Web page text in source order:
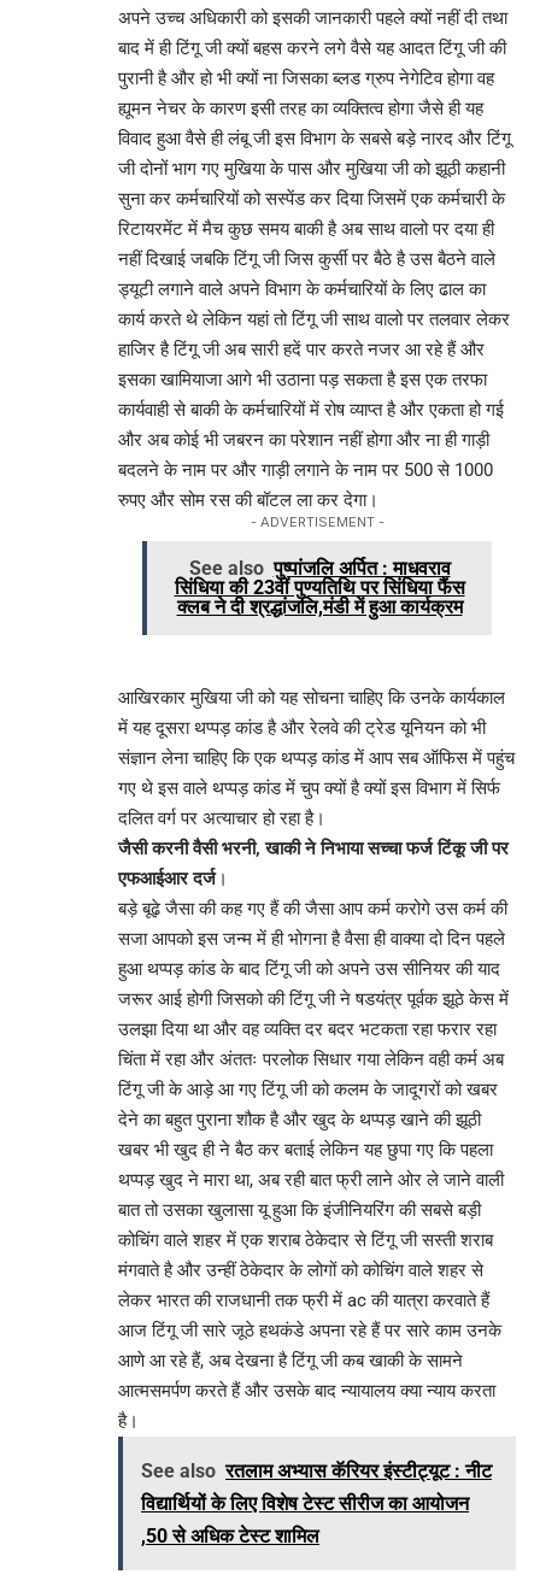
अपने उच्च अधिकारी को इसकी जानकारी पहले क्यों नहीं दी तथा
बाद में ही टिंगू जी क्यों बहस करने लगे वैसे यह आदत टिंगू जी की
पुरानी है और हो भी क्यों ना जिसका ब्लड ग्रुप नेगेटिव होगा वह
ह्यूमन नेचर के कारण इसी तरह का व्यक्तित्व होगा जैसे ही यह
विवाद हुआ वैसे ही लंबू जी इस विभाग के सबसे बड़े नारद और टिंगू
जी दोनों भाग गए मुखिया के पास और मुखिया जी को झूठी कहानी
सुना कर कर्मचारियों को सस्पेंड कर दिया जिसमें एक कर्मचारी के
रिटायरमेंट में मैच कुछ समय बाकी है अब साथ वालो पर दया ही
नहीं दिखाई जबकि टिंगू जी जिस कुर्सी पर बैठे है उस बैठने वाले
ड्यूटी लगाने वाले अपने विभाग के कर्मचारियों के लिए ढाल का
कार्य करते थे लेकिन यहां तो टिंगू जी साथ वालो पर तलवार लेकर
हाजिर है टिंगू जी अब सारी हदें पार करते नजर आ रहे हैं और
इसका खामियाजा आगे भी उठाना पड़ सकता है इस एक तरफा
कार्यवाही से बाकी के कर्मचारियों में रोष व्याप्त है और एकता हो गई
और अब कोई भी जबरन का परेशान नहीं होगा और ना ही गाड़ी
बदलने के नाम पर और गाड़ी लगाने के नाम पर 500 से 1000
रुपए और सोम रस की बॉटल ला कर देगा।
- ADVERTISEMENT -
See also पुष्पांजलि अर्पित : माधवराव
सिंधिया की 23वीं पुण्यतिथि पर सिंधिया फैंस
क्लब ने दी श्रद्धांजलि,मंडी में हुआ कार्यक्रम
आखिरकार मुखिया जी को यह सोचना चाहिए कि उनके कार्यकाल
में यह दूसरा थप्पड़ कांड है और रेलवे की ट्रेड यूनियन को भी
संज्ञान लेना चाहिए कि एक थप्पड़ कांड में आप सब ऑफिस में पहुंच
गए थे इस वाले थप्पड़ कांड में चुप क्यों है क्यों इस विभाग में सिर्फ
दलित वर्ग पर अत्याचार हो रहा है।
जैसी करनी वैसी भरनी, खाकी ने निभाया सच्चा फर्ज टिंकू जी पर
एफआईआर दर्ज।
बड़े बूढ़े जैसा की कह गए हैं की जैसा आप कर्म करोगे उस कर्म की
सजा आपको इस जन्म में ही भोगना है वैसा ही वाक्या दो दिन पहले
हुआ थप्पड़ कांड के बाद टिंगू जी को अपने उस सीनियर की याद
जरूर आई होगी जिसको की टिंगू जी ने षडयंत्र पूर्वक झूठे केस में
उलझा दिया था और वह व्यक्ति दर बदर भटकता रहा फरार रहा
चिंता में रहा और अंततः परलोक सिधार गया लेकिन वही कर्म अब
टिंगू जी के आड़े आ गए टिंगू जी को कलम के जादूगरों को खबर
देने का बहुत पुराना शौक है और खुद के थप्पड़ खाने की झूठी
खबर भी खुद ही ने बैठ कर बताई लेकिन यह छुपा गए कि पहला
थप्पड़ खुद ने मारा था, अब रही बात फ्री लाने ओर ले जाने वाली
बात तो उसका खुलासा यू हुआ कि इंजीनियरिंग की सबसे बड़ी
कोचिंग वाले शहर में एक शराब ठेकेदार से टिंगू जी सस्ती शराब
मंगवाते है और उन्हीं ठेकेदार के लोगों को कोचिंग वाले शहर से
लेकर भारत की राजधानी तक फ्री में ac की यात्रा करवाते हैं
आज टिंगू जी सारे जूठे हथकंडे अपना रहे हैं पर सारे काम उनके
आणे आ रहे हैं, अब देखना है टिंगू जी कब खाकी के सामने
आत्मसमर्पण करते हैं और उसके बाद न्यायालय क्या न्याय करता
है।
See also रतलाम अभ्यास कॅरियर इंस्टीट्यूट : नीट
विद्यार्थियों के लिए विशेष टेस्ट सीरीज का आयोजन
,50 से अधिक टेस्ट शामिल